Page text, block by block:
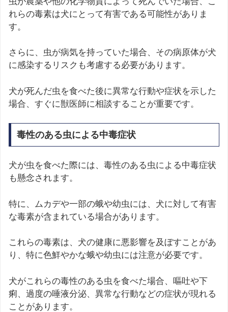
れらの毒素は犬にとって有害である可能性がありま
す。
さらに、虫が病気を持っていた場合、その病原体が犬
に感染するリスクも考慮する必要があります。
犬が死んだ虫を食べた後に異常な行動や症状を示した
場合、すぐに獣医師に相談することが重要です。
毒性のある虫による中毒症状
犬が虫を食べた際には、毒性のある虫による中毒症状
も懸念されます。
特に、ムカデや一部の蛾や幼虫には、犬に対して有害
な毒素が含まれている場合があります。
これらの毒素は、犬の健康に悪影響を及ぼすことがあ
り、特に色鮮やかな蛾や幼虫には注意が必要です。
犬がこれらの毒性のある虫を食べた場合、嘔吐や下
痢、過度の唾液分泌、異常な行動などの症状が現れる
ことがあります。